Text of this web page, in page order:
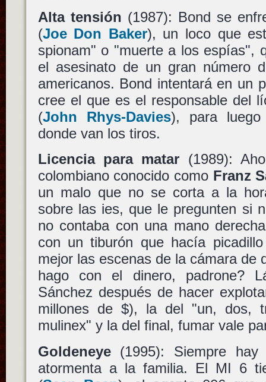
Alta tensión (1987): Bond se
(Joe Don Baker), un loco que
spionam" o "muerte a los espías",
el asesinato de un gran número
americanos. Bond intentará en un
cree el que es el responsable del
(John Rhys-Davies), para
donde van los tiros.
Licencia para matar (1989):
colombiano conocido como Franz
un malo que no se corta a la
sobre las ies, que le pregunten si
no contaba con una mano
con un tiburón que hacía
mejor las escenas de la cámara de
hago con el dinero, padrone?
Sánchez después de hacer
millones de $), la del "un, dos,
mulinex" y la del final, fumar vale
Goldeneye(1995): Siempre hay
atormenta a la familia. El MI 6